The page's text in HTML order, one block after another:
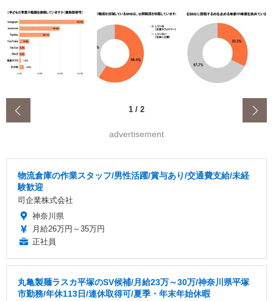
1 / 2
advertisement
物流倉庫の作業スタッフ/男性活躍/賞与あり/交通費支給/未経
験歓迎
司企業株式会社
神奈川県
月給26万円～35万円
正社員
丸亀製麺ラスカ平塚のSV候補/月給23万～30万/神奈川県平塚
市勤務/年休113日/連休取得可/夏季・年末年始休暇